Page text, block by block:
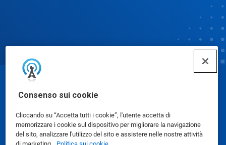
Consenso sui cookie
Cliccando su “Accetta tutti i cookie”, l'utente accetta di
memorizzare i cookie sul dispositivo per migliorare la navigazione
del sito, analizzare l'utilizzo del sito e assistere nelle nostre attività
Schede dati di sicurezza|Informativa sulla privacy
Condizioni d'uso